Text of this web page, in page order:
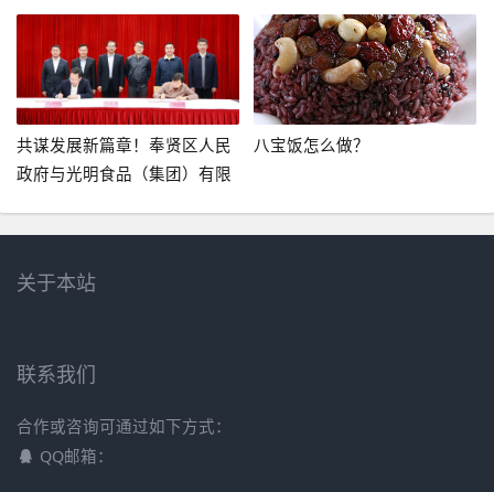
天风食品有限公司
闻发布会在宁举办-泸州系列酒
多少参加南京糖酒会
共谋发展新篇章！奉贤区人民
政府与光明食品（集团）有限
林正广和食品有限公司
八宝饭怎么做？
关于本站
联系我们
合作或咨询可通过如下方式：
QQ邮箱：